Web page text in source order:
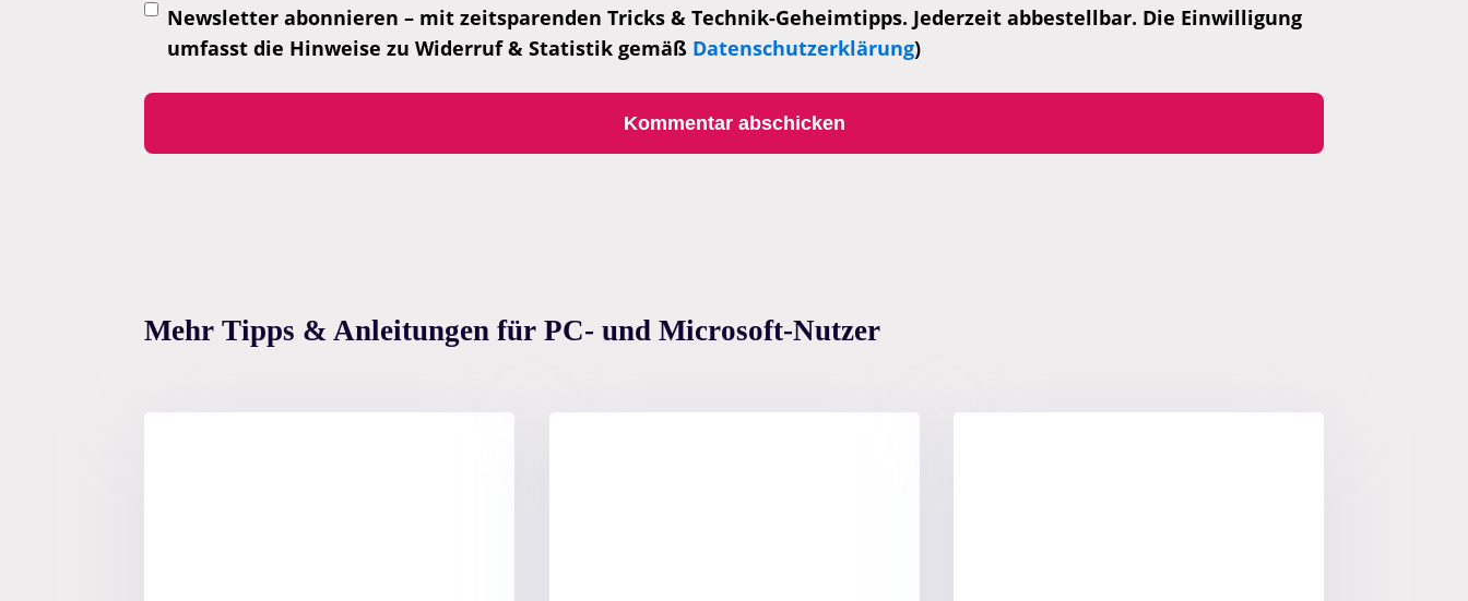
Newsletter abonnieren – mit zeitsparenden Tricks & Technik-Geheimtipps. Jederzeit abbestellbar. Die Einwilligung
umfasst die Hinweise zu Widerruf & Statistik gemäß Datenschutzerklärung)
Mehr Tipps & Anleitungen für PC- und Microsoft-Nutzer